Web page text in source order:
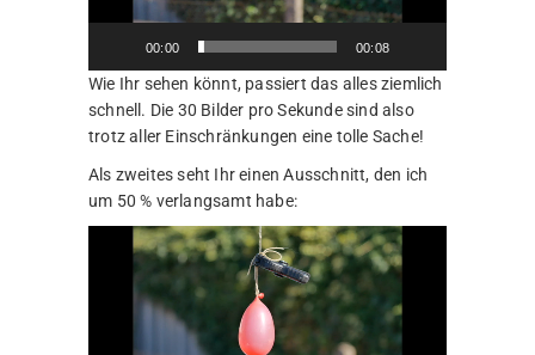
00:00 00:08
Wie Ihr sehen könnt, passiert das alles ziemlich
schnell. Die 30 Bilder pro Sekunde sind also
trotz aller Einschränkungen eine tolle Sache!
Als zweites seht Ihr einen Ausschnitt, den ich
um 50 % verlangsamt habe:
Video-
Player